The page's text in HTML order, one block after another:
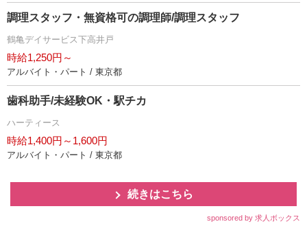
調理スタッフ・無資格可の調理師/調理スタッフ
鶴亀デイサービス下高井戸
時給1,250円～
アルバイト・パート / 東京都
歯科助手/未経験OK・駅チカ
ハーティース
時給1,400円～1,600円
アルバイト・パート / 東京都
続きはこちら
sponsored by 求人ボックス